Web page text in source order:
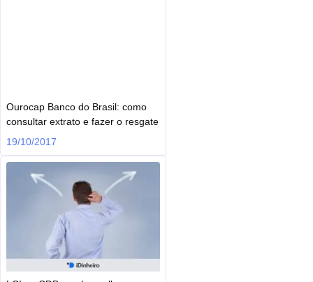
Ourocap Banco do Brasil: como
consultar extrato e fazer o resgate
19/10/2017